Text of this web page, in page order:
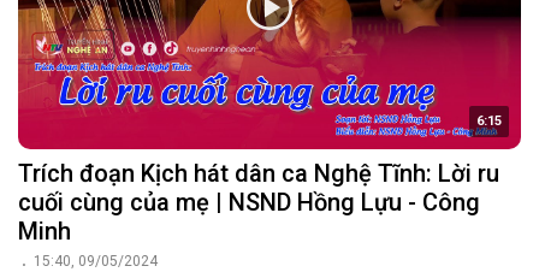
6:15
Trích đoạn Kịch hát dân ca Nghệ Tĩnh: Lời ru
cuối cùng của mẹ | NSND Hồng Lựu - Công
Minh
15:40, 09/05/2024